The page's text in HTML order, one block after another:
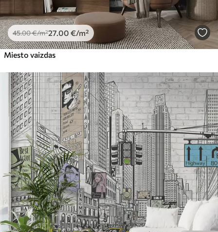
45.00€/m²27 .00 €/m²
Miesto vaizdas